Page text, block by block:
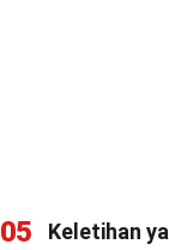
05 Keletihan